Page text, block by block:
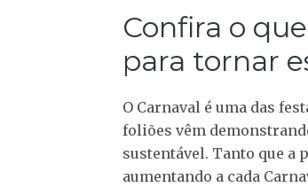
Confira o
para tornar
O Carnaval é uma das
foliões vêm
sustentável. Tanto que a
aumentando a cada